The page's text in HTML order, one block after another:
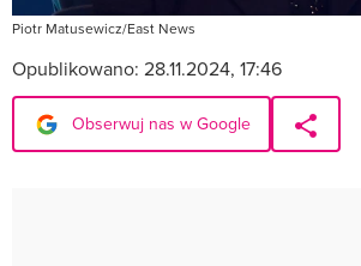
Piotr Matusewicz/East News
Opublikowano: 28.11.2024, 17:46
Obserwuj nas w Google